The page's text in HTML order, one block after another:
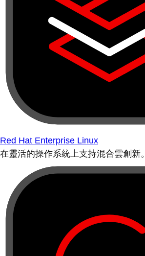
Red Hat Enterprise Linux
在靈活的操作系統上支持混合雲創新。